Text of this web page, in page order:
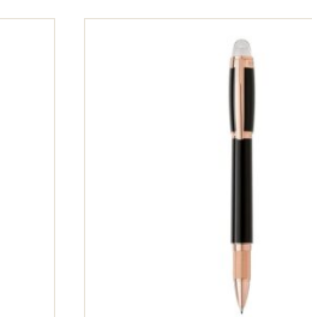
Montblanc
Heritage Egyptomania Special
liền mạch và không gây nhòe hay